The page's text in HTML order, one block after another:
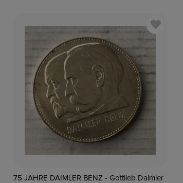
75 JAHRE DAIMLER BENZ - Gottlieb Daimler